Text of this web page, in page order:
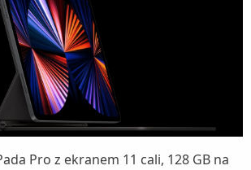
Pro z ekranem 11 cali, 128 GB na